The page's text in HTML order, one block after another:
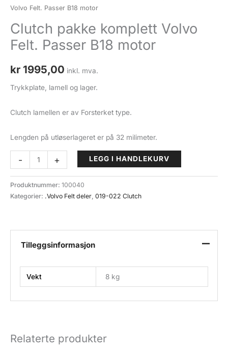
Volvo Felt. Passer B18 motor
Clutch pakke komplett Volvo
Felt. Passer B18 motor
kr 1995,00 inkl. mva.
Trykkplate, lamell og lager.
Clutch lamellen er av Forsterket type.
Lengden på utløserlageret er på 32 milimeter.
-
pakke
komplett
Volvo
B18
motor
+ LEGG I HANDLEKURV
Produktnummer: 100040
Kategorier: .Volvo Felt deler, 019-022 Clutch
Tilleggsinformasjon
Vekt 8 kg
Relaterte produkter